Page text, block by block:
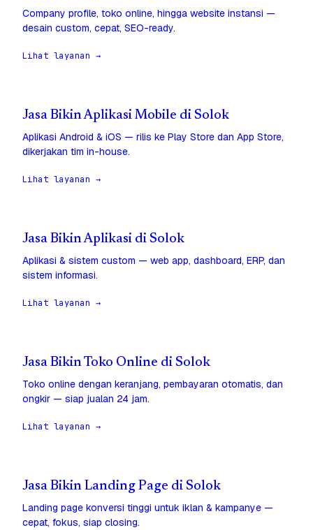
Company profile, toko online, hingga website instansi —
desain custom, cepat, SEO-ready.
Lihat layanan →
Jasa Bikin Aplikasi Mobile di Solok
Aplikasi Android & iOS — rilis ke Play Store dan App Store,
dikerjakan tim in-house.
Lihat layanan →
Jasa Bikin Aplikasi di Solok
Aplikasi & sistem custom — web app, dashboard, ERP, dan
sistem informasi.
Lihat layanan →
Jasa Bikin Toko Online di Solok
Toko online dengan keranjang, pembayaran otomatis, dan
ongkir — siap jualan 24 jam.
Lihat layanan →
Jasa Bikin Landing Page di Solok
Landing page konversi tinggi untuk iklan & kampanye —
cepat, fokus, siap closing.